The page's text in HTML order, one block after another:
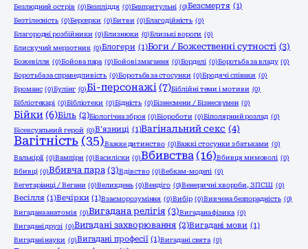
Безлюдний острів (0)Безпліддя (0)Безпритульні (0)Безсмертя (1)
Безтілесність (0)Берсерки (0)Битви (0)Благодійність (0)
Благородні розбійники (0)Близнюки (0)Близькі вороги (0)
Блискучий мерзотник (0)Блогери (1)Боги / Божественні сутності (3)
Божевілля (0)Бойова пара (0)Бойові змагання (0)Борделі (0)Боротьба за владу (0)
Боротьба за справедливість (0)Боротьба за стосунки (0)Бродячі співаки (0)
Броманс (0)Булінг (0)Бі-персонажі (7)Біблійні теми і мотиви (0)
Бібліотекарі (0)Бібліотеки (0)Бідність (0)Бізнесмени / Бізнесвумен (0)
Бійки (6)Біль (2)Біологічна зброя (0)Біороботи (0)Біполярний розлад (0)
Бісексуальний герой (0)В'язниці (1)Вагінальний секс (4)
Вагітність (35)Важке дитинство (0)Важкі стосунки з батьками (0)
Валькірії (0)Вампіри (0)Василіски (0)Вбивства (16)Вбивця мимоволі (0)
Вбивці (0)Вбивча пара (3)Вдівство (0)Вебкам-моделі (0)
Вегетаріанці / Вегани (0)Великдень (0)Вендіго (0)Венеричні хвороби, ЗПСШ (0)
Весілля (1)Вечірки (1)Взаєморозуміння (0)Вибір (0)Вивчена безпорадність (0)
Вигадана анатомія (0)Вигадана релігія (3)Вигадана фізика (0)
Вигадані друзі (0)Вигадані захворювання (2)Вигадані мови (1)
Вигадані науки (0)Вигадані професії (1)Вигадані свята (0)